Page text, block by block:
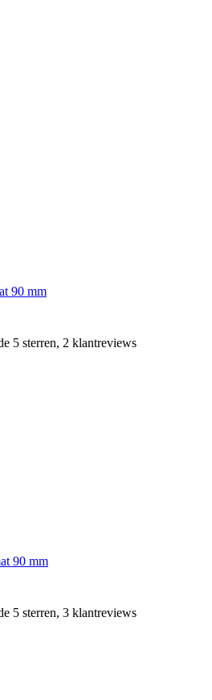
90 mm
5 sterren, 2 klantreviews
90 mm
5 sterren, 3 klantreviews